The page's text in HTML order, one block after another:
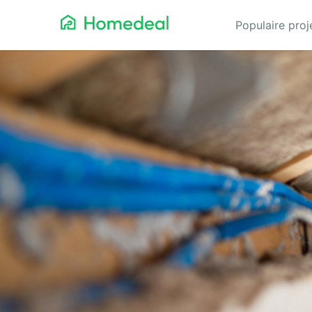
Populaire
Airco
Alarmsystemen
Architect
Asbest
Bestrating
Cv-ketels